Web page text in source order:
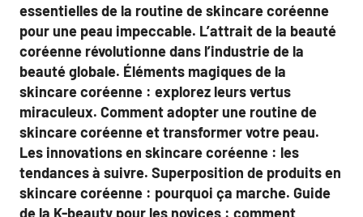
l’article
essentielles de la routine de skincare coréenne
pour une peau impeccable. L’attrait de la beauté
coréenne révolutionne dans l’industrie de la
beauté globale. Éléments magiques de la
skincare coréenne : explorez leurs vertus
miraculeux. Comment adopter une routine de
skincare coréenne et transformer votre peau.
Les innovations en skincare coréenne : les
tendances à suivre. Superposition de produits en
skincare coréenne : pourquoi ça marche. Guide
de la K-beauty pour les novices : comment